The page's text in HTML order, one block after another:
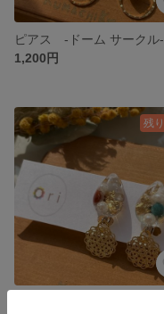
ピアス -ドーム サークル-
1,200円
残